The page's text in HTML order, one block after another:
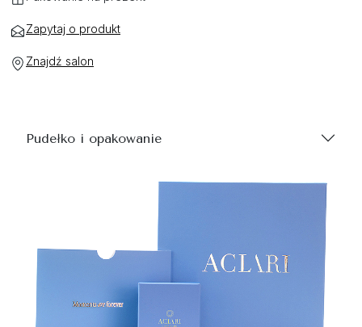
Zapytaj o produkt
Znajdź salon
Pudełko i opakowanie